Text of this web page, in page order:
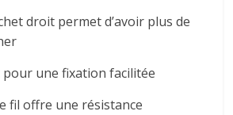
droit permet d’avoir plus de
une fixation facilitée
fil offre une résistance